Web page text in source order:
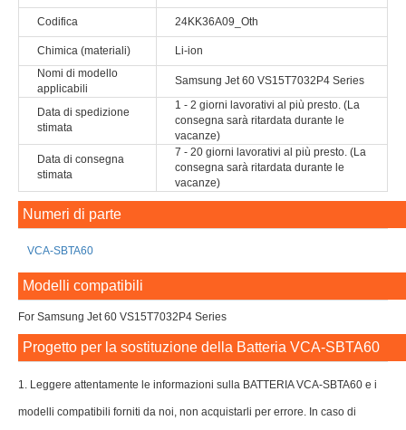
Codifica 24KK36A09_Oth
Chimica (materiali)
Li-ion
Nomi di modello
applicabili
Samsung Jet 60 VS15T7032P4 Series
Data di spedizione
stimata
1 - 2 giorni lavorativi al più presto. (La
consegna sarà ritardata durante le
vacanze)
Data di consegna
stimata
7 - 20 giorni lavorativi al più presto. (La
consegna sarà ritardata durante le
vacanze)
Numeri di parte
VCA-SBTA60
Modelli compatibili
For Samsung Jet 60 VS15T7032P4 Series
Progetto per la sostituzione della Batteria VCA-SBTA60
1. Leggere attentamente le informazioni sulla BATTERIA VCA-SBTA60 e i
modelli compatibili forniti da noi, non acquistarli per errore. In caso di